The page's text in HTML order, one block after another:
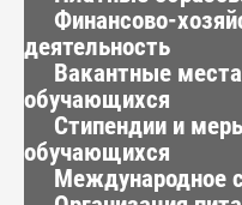
Финансово-
деятельность
Вакантные
обучающихся
Стипендии и
обучающихся
Международное